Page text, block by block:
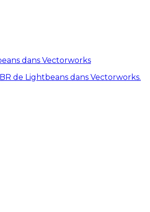
dans Vectorworks
de Lightbeans dans Vectorworks.